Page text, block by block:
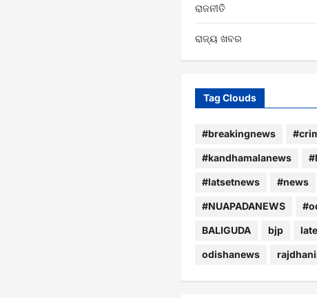
ରାଜନୀତି
ରାଜ୍ୟ ଖବର
Tag Clouds
#breakingnews
#kandhamalanews
#latsetnews #news
#NUAPADANEWS
BALIGUDA bjp
odishanews